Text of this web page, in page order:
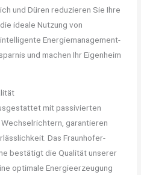
und Düren reduzieren Sie Ihre
ideale Nutzung von
Energiemanagement-
und machen Ihr Eigenheim
mit passivierten
garantieren
Das Fraunhofer-
bestätigt die Qualität unserer
optimale Energieerzeugung